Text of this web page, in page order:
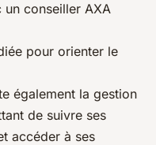
conseiller AXA
pour orienter le
également la gestion
de suivre ses
accéder à ses